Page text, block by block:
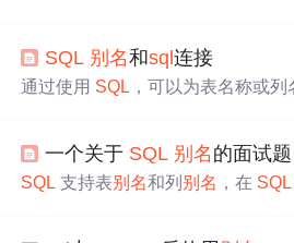
SQL 别名和sql连接
通过使用 SQL ，可以为表名称或列
一个关于 SQL 别名 的面试题
SQL 支持表别名和列 别名 ，在 SQL